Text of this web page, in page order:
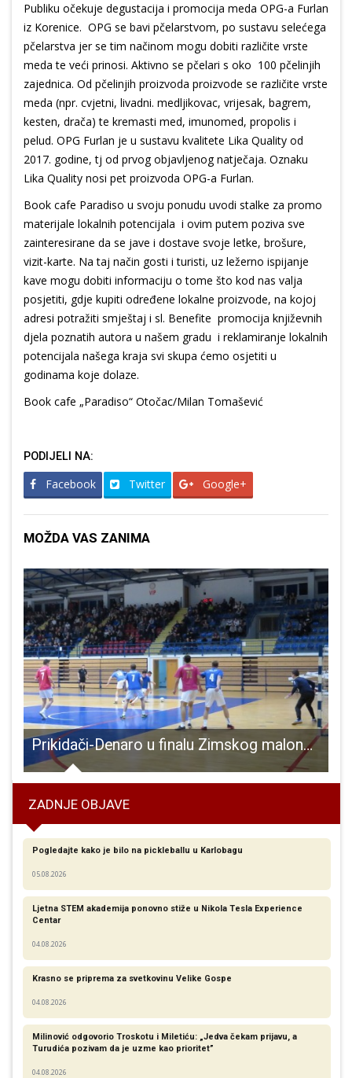
Publiku očekuje degustacija i promocija meda OPG-a Furlan
iz Korenice. OPG se bavi pčelarstvom, po sustavu selećega
pčelarstva jer se tim načinom mogu dobiti različite vrste
meda te veći prinosi. Aktivno se pčelari s oko 100 pčelinjih
zajednica. Od pčelinjih proizvoda proizvode se različite vrste
meda (npr. cvjetni, livadni. medljikovac, vrijesak, bagrem,
kesten, drača) te kremasti med, imunomed, propolis i
pelud. OPG Furlan je u sustavu kvalitete Lika Quality od
2017. godine, tj od prvog objavljenog natječaja. Oznaku
Lika Quality nosi pet proizvoda OPG-a Furlan.
Book cafe Paradiso u svoju ponudu uvodi stalke za promo
materijale lokalnih potencijala i ovim putem poziva sve
zainteresirane da se jave i dostave svoje letke, brošure,
vizit-karte. Na taj način gosti i turisti, uz ležerno ispijanje
kave mogu dobiti informaciju o tome što kod nas valja
posjetiti, gdje kupiti određene lokalne proizvode, na kojoj
adresi potražiti smještaj i sl. Benefite promocija književnih
djela poznatih autora u našem gradu i reklamiranje lokalnih
potencijala našega kraja svi skupa ćemo osjetiti u
godinama koje dolaze.
Book cafe „Paradiso“ Otočac/Milan Tomašević
PODIJELI NA:
Facebook Twitter Google+
MOŽDA VAS ZANIMA
Prikidači-Denaro u finalu Zimskog malonogometnog turnira
ZADNJE OBJAVE
Pogledajte kako je bilo na pickleballu u Karlobagu
05.08.2026
Ljetna STEM akademija ponovno stiže u Nikola Tesla Experience
Centar
04.08.2026
Krasno se priprema za svetkovinu Velike Gospe
04.08.2026
Milinović odgovorio Troskotu i Miletiću: „Jedva čekam prijavu, a
Turudića pozivam da je uzme kao prioritet”
04.08.2026